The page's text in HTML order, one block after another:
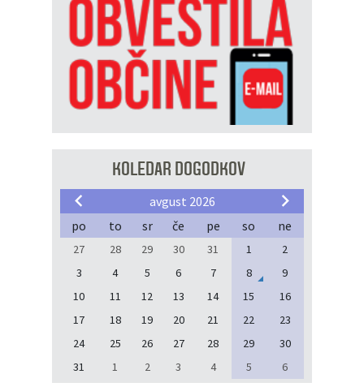
KOLEDAR DOGODKOV
avgust 2026
po
to sr če pe so ne
27 28 29 30 31 1
2
3
4 5 6 7 8
9
10
11 12 13 14 15
16
17
18 19 20 21 22
23
24
25 26 27 28 29
30
31
1 2 3 4 5 6